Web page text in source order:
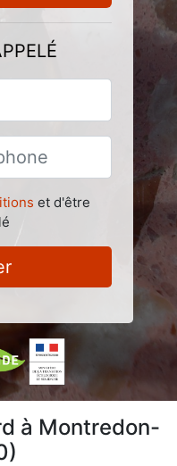
et d'être
à Montredon-